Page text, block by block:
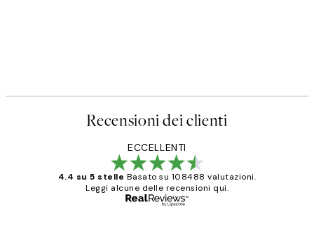
Recensioni dei clienti
ECCELLENTI
4.4 su 5 stelle Basato su 108488 valutazioni.
Leggi alcune delle recensioni qui.